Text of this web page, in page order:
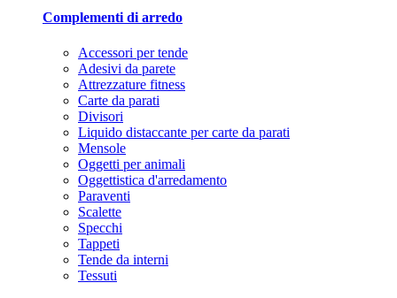
Complementi di arredo
Accessori per tende
Adesivi da parete
Attrezzature fitness
Carte da parati
Divisori
Liquido distaccante per carte da parati
Mensole
Oggetti per animali
Oggettistica d'arredamento
Paraventi
Scalette
Specchi
Tappeti
Tende da interni
Tessuti